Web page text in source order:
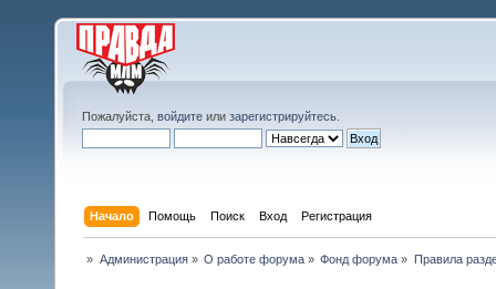
Пожалуйста, войдите или зарегистрируйтесь
Начало Помощь Поиск Вход Регистрация
» Администрация» О работе форума» Фонд форума » Правила